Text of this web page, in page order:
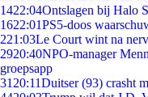
1422:04Ontslagen bij Halo
1622:01PS5-doos
221:03Le Court wint na
2920:40NPO-manager
groepsapp
31 20:11Duitser (93) crasht